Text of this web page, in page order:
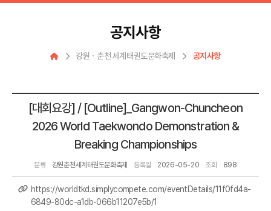
공지사항
강원ㆍ춘천 세계태권도문화축제 공지사항
[대회요강] / [Outline]_Gangwon-Chuncheon
2026 World Taekwondo Demonstration &
Breaking Championships
분류 강원춘천세계태권도문화축제 등록일 2026-05-20 조회 898
https://worldtkd.simplycompete.com/eventDetails/11f0fd4a-
6849-80dc-a1db-066b11207e5b/1